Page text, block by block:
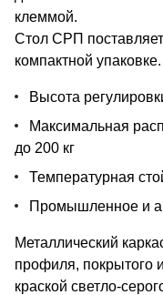
клеммой.
Стол СРП
компактной упаковке.
Высота
Максимальная
до 200 кг
Температурная
Промышленное и
Металлический
профиля, покрытого
краской светло-